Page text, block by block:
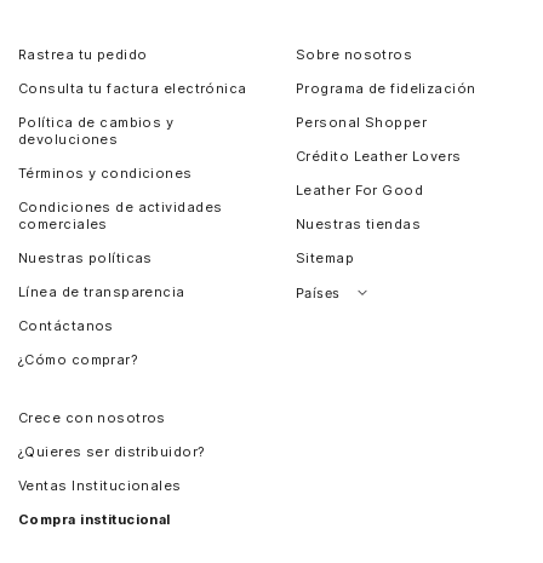
Rastrea tu pedido
Consulta tu factura electrónica
Política de cambios y
devoluciones
Términos y condiciones
Condiciones de actividades
comerciales
Nuestras políticas
Línea de transparencia
Contáctanos
¿Cómo comprar?
Sobre nosotros
Programa de fidelización
Personal Shopper
Crédito Leather Lovers
Leather For Good
Nuestras tiendas
Sitemap
Países
Crece con nosotros
¿Quieres ser distribuidor?
Ventas Institucionales
Compra institucional